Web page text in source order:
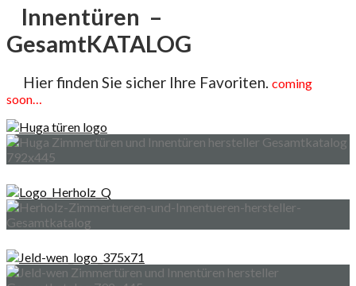
Innentüren –
GesamtKATALOG
Hier finden Sie sicher Ihre Favoriten. coming
soon…